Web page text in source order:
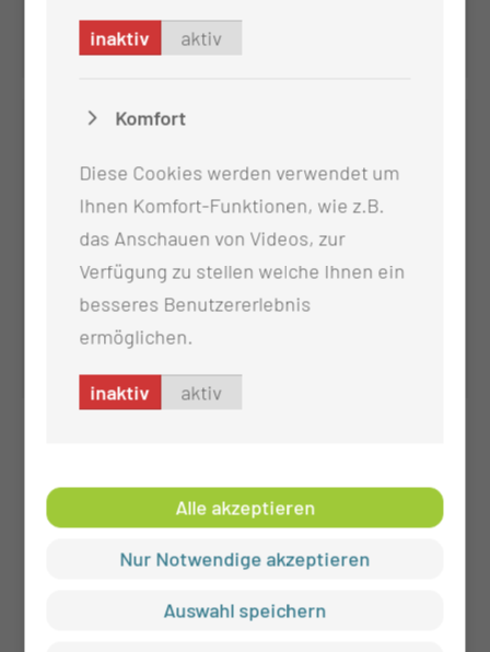
Antje Schemmel
inaktiv aktiv
Komfort
Diese Cookies werden verwendet um
Ihnen Komfort-Funktionen, wie z.B.
das Anschauen von Videos, zur
Verfügung zu stellen welche Ihnen ein
besseres Benutzererlebnis
ermöglichen.
inaktiv aktiv
Alle akzeptieren
Nur Notwendige akzeptieren
Auswahl speichern